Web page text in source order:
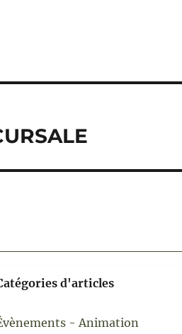
d'articles
- Animation